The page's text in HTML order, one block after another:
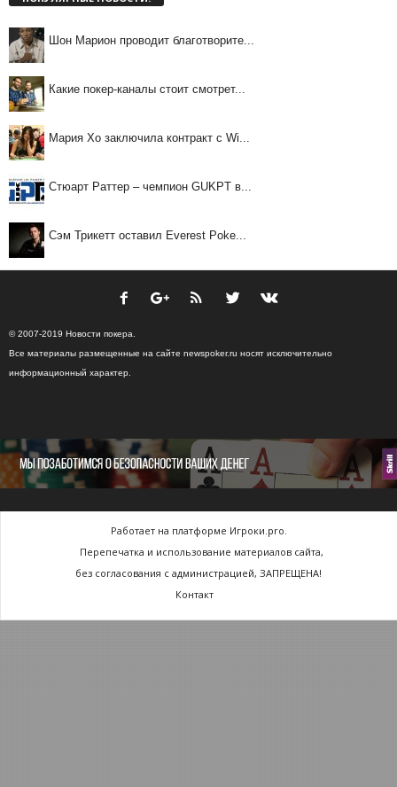
Шон Марион проводит благотворите...
Какие покер-каналы стоит смотрет...
Мария Хо заключила контракт с Wi...
Стюарт Раттер – чемпион GUKPT в...
Сэм Трикетт оставил Everest Poke...
© 2007-2019 Новости покера.
Все материалы размещенные на сайте newspoker.ru носят исключительно
информационный характер.
Работает на платформе Игроки.pro.
Перепечатка и использование материалов сайта,
без согласования с администрацией, ЗАПРЕЩЕНА!
Контакт